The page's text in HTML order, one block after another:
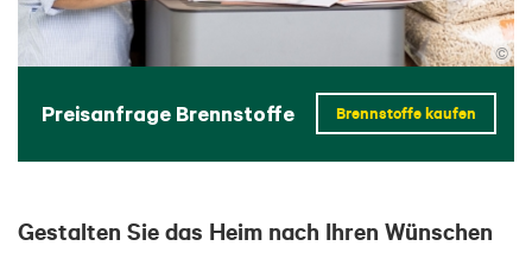
Preisanfrage Brennstoffe Brennstoffe kaufen
©
Gestalten Sie das Heim nach Ihren Wünschen